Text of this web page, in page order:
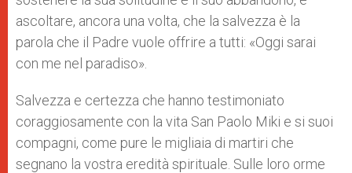
ascoltare, ancora una volta, che la salvezza è la
parola che il Padre vuole offrire a tutti: «Oggi sarai
con me nel paradiso».
Salvezza e certezza che hanno testimoniato
coraggiosamente con la vita San Paolo Miki e si suoi
compagni, come pure le migliaia di martiri che
segnano la vostra eredità spirituale. Sulle loro orme